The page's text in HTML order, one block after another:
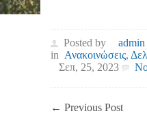
Posted by admin
in Ανακοινώσεις,
Σεπ, 25, 2023
← Previous Post